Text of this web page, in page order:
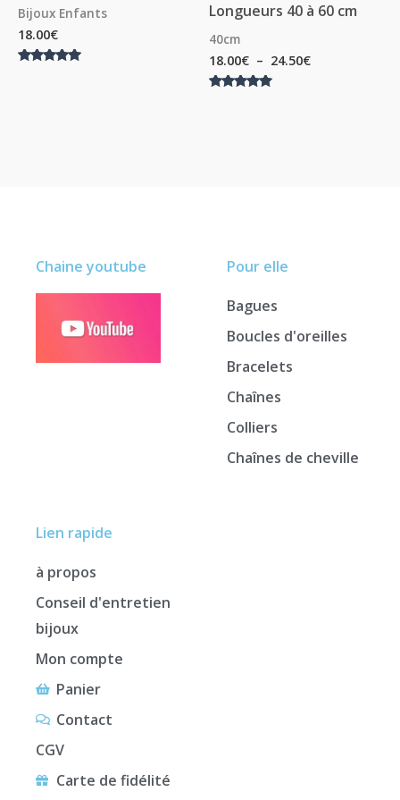
Bijoux Enfants
18.00€
Longueurs 40 à 60 cm
40cm
18.00€ – 24.50€
Lien rapide
à propos
Conseil d'entretien
bijoux
Mon compte
Panier
Contact
CGV
Carte de fidélité
Pour elle
Bagues
Boucles d'oreilles
Bracelets
Chaînes
Colliers
Chaînes de cheville
Chaine youtube